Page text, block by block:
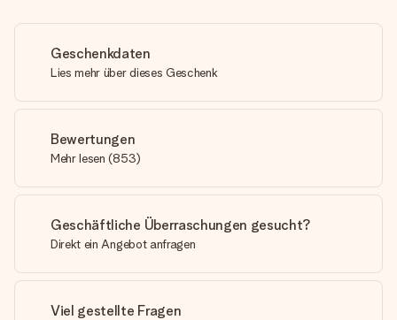
Geschenkdaten
Lies mehr über dieses Geschenk
Bewertungen
Mehr lesen (853)
Geschäftliche Überraschungen gesucht?
Direkt ein Angebot anfragen
Viel gestellte Fragen